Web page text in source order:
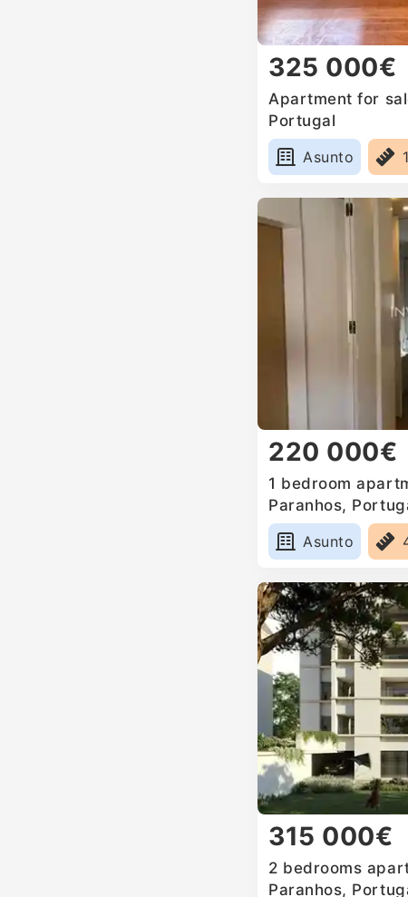
325 000€
Apartment for
Portugal
Asunto
220 000€
1 bedroom
Paranhos,
Asunto
315 000€
2 bedrooms
Paranhos,